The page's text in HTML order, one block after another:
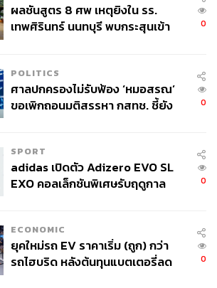
ผลชันสูตร 8 ศพ เหตุยิงใน รร.
เทพศิรินทร์ นนทบุรี พบกระสุนเข้า
0
POLITICS
ศาลปกครองไม่รับฟ้อง ‘หมอสรณ’
ขอเพิกถอนมติสรรหา กสทช. ชี้ยัง
0
SPORT
adidas เปิดตัว Adizero EVO SL
EXO คอลเล็กชันพิเศษรับฤดูกาล
0
ECONOMIC
ยุคใหม่รถ EV ราคาเริ่ม (ถูก) กว่า
รถไฮบริด หลังต้นทุนแบตเตอรี่ลด
0